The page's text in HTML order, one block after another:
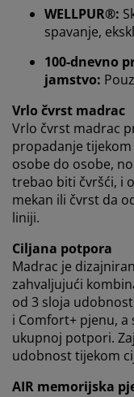
WELLPUR®:
spavanje,
100-dnevno
jamstvo:
Vrlo čvrst madrac
Vrlo čvrst madrac
propadanje
osobe do osobe,
trebao biti čvršći, i
mekan ili čvrst da
liniji.
Ciljana potpora
Madrac je
zahvaljujući
od 3 sloja
i Comfort+ pjenu,
ukupnoj potpori.
udobnost tijekom
AIR memorijska
U JYSKu koristimo
bismo osigurali
posjeta našoj web
informacije o vama
relevantnog
Prihvaćanjem
podatke o
(npr. Google, Meta i
statične oglase. Više
na opciju
svoju suglasnost
"PRIHVATI SVE"
Pročitajte više o
podatakai našoj